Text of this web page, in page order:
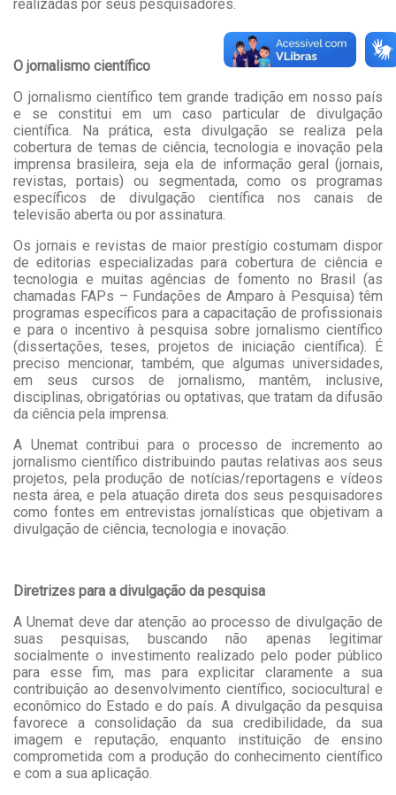
realizadas por seus pesquisadores.
O jornalismo científico
O jornalismo científico tem grande tradição em nosso país
e se constitui em um caso particular de divulgação
científica. Na prática, esta divulgação se realiza pela
cobertura de temas de ciência, tecnologia e inovação pela
imprensa brasileira, seja ela de informação geral (jornais,
revistas, portais) ou segmentada, como os programas
específicos de divulgação científica nos canais de
televisão aberta ou por assinatura.
Os jornais e revistas de maior prestígio costumam dispor
de editorias especializadas para cobertura de ciência e
tecnologia e muitas agências de fomento no Brasil (as
chamadas FAPs – Fundações de Amparo à Pesquisa) têm
programas específicos para a capacitação de profissionais
e para o incentivo à pesquisa sobre jornalismo científico
(dissertações, teses, projetos de iniciação científica). É
preciso mencionar, também, que algumas universidades,
em seus cursos de jornalismo, mantêm, inclusive,
disciplinas, obrigatórias ou optativas, que tratam da difusão
da ciência pela imprensa.
A Unemat contribui para o processo de incremento ao
jornalismo científico distribuindo pautas relativas aos seus
projetos, pela produção de notícias/reportagens e vídeos
nesta área, e pela atuação direta dos seus pesquisadores
como fontes em entrevistas jornalísticas que objetivam a
divulgação de ciência, tecnologia e inovação.
Diretrizes para a divulgação da pesquisa
A Unemat deve dar atenção ao processo de divulgação de
suas pesquisas, buscando não apenas legitimar
socialmente o investimento realizado pelo poder público
para esse fim, mas para explicitar claramente a sua
contribuição ao desenvolvimento científico, sociocultural e
econômico do Estado e do país. A divulgação da pesquisa
favorece a consolidação da sua credibilidade, da sua
imagem e reputação, enquanto instituição de ensino
comprometida com a produção do conhecimento científico
e com a sua aplicação.